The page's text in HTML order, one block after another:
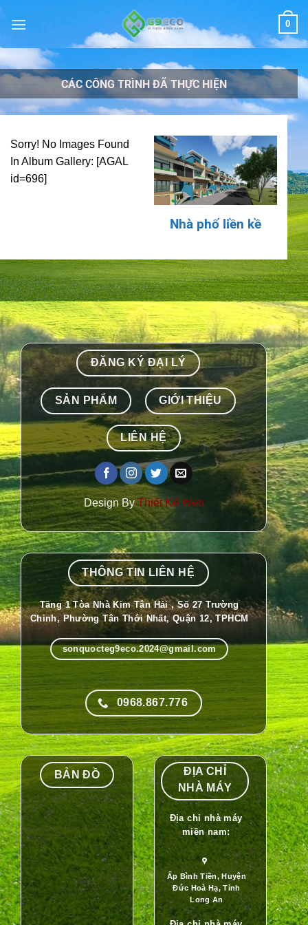
Chuyển
đến
dung
0
CÁC CÔNG TRÌNH ĐÃ THỰC HIỆN
Sorry! No Images Found
In Album Gallery: [AGAL
id=696]
Nhà phố liền kề
ĐĂNG KÝ ĐẠI LÝ
SẢN PHẨM GIỚI THIỆU
LIÊN HỆ
Design ByThiết Kế Web
THÔNG TIN LIÊN HỆ
Tầng 1 Tòa Nhà Kim Tân Hải , Số 27 Trường
Chinh, Phường Tân Thới Nhất, Quận 12, TPHCM
sonquocteg9eco.2024@gmail.com
0968.867.776
BẢN ĐỒ
ĐỊA CHỈ
NHÀ MÁY
Địa chỉ nhà máy
miền nam:
Ấp Bình Tiền, Huyện
Đức Hoà Hạ, Tỉnh
Long An